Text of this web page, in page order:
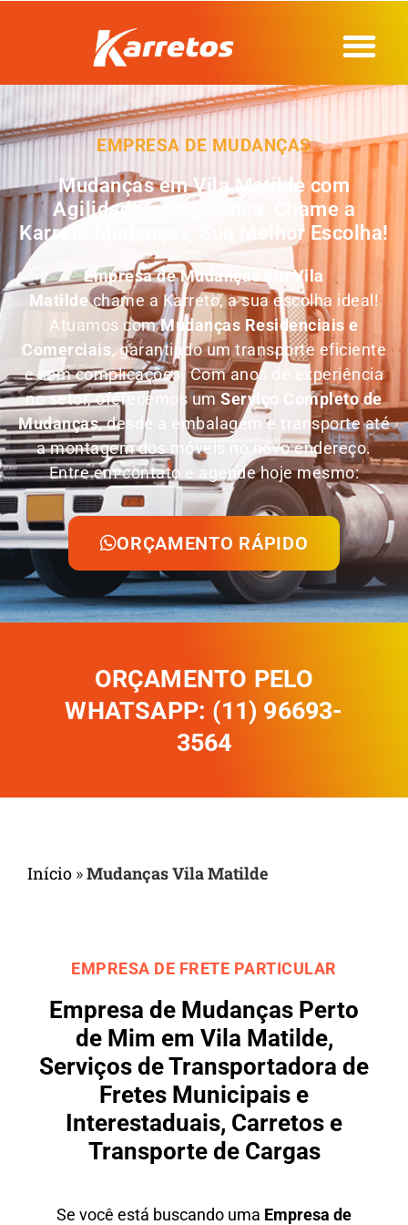
EMPRESA DE MUDANÇAS
Mudanças em Vila Matilde com
Agilidade e Segurança, Chame a
Karreto Mudanças, Sua Melhor Escolha!
Empresa de Mudanças emVila
Matildechame a Karreto, a sua escolha ideal!
Atuamos comMudanças Residenciais e
Comerciais, garantindo um transporte eficiente
e sem complicações. Com anos de experiência
no setor, oferecemos umServiço Completo de
Mudanças, desde a embalagem e transporte até
a montagem dos móveis no novo endereço.
Entre em contato e agende hoje mesmo:
ORÇAMENTO RÁPIDO
ORÇAMENTO PELO
WHATSAPP: (11) 96693-
3564
Início »Mudanças Vila Matilde
EMPRESA DE FRETE PARTICULAR
Empresa de Mudanças Perto
de Mim em Vila Matilde,
Serviços de Transportadora de
Fretes Municipais e
Interestaduais, Carretos e
Transporte de Cargas
Se você está buscando uma Empresa de